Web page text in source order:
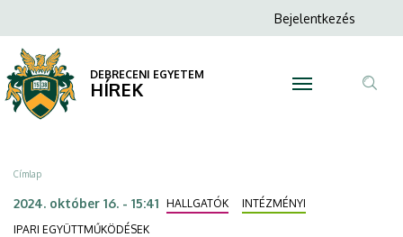
–
a
személyes
kapcsolatfelvétel
meghatározó
a
tartalomra
Anonim
menüje
Bejelentkezés
DEBRECENI EGYETEM
HÍREK
Morzsa
Címlap
2024. október 16. - 15:41 HALLGATÓK
INTÉZMÉNYI
IPARI EGYÜTTMŰKÖDÉSEK